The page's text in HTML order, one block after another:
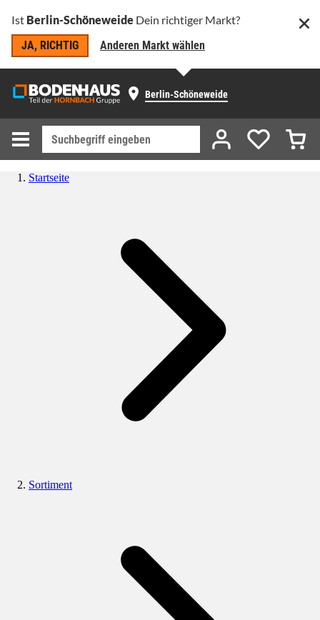
Ist Berlin-Schöneweide Dein richtiger Markt?
JA, RICHTIG
Anderen Markt wählen
Berlin-Schöneweide
Startseite
Sortiment